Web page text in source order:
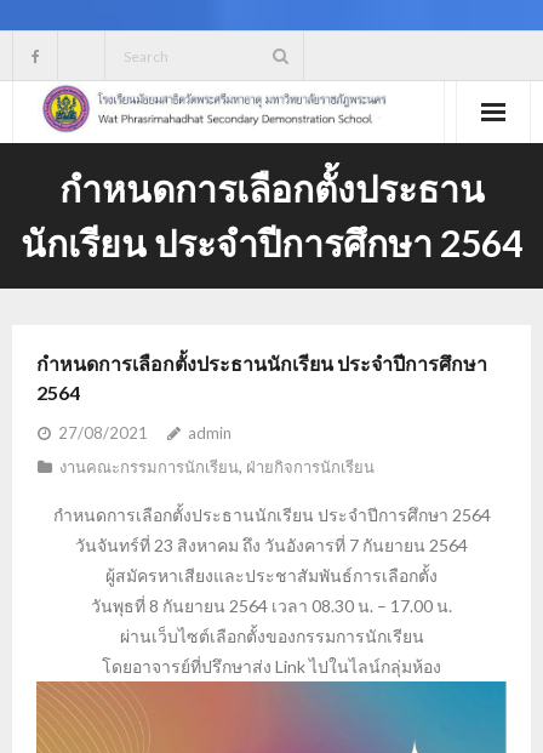
content
กำหนดการเลือกตั้งประธาน
นักเรียน ประจำปีการศึกษา 2564
กำหนดการเลือกตั้งประธานนักเรียน ประจำปีการศึกษา
2564
27/08/2021
admin
งานคณะกรรมการนักเรียน, ฝ่ายกิจการนักเรียน
กำหนดการเลือกตั้งประธานนักเรียน ประจำปีการศึกษา 2564
วันจันทร์ที่ 23 สิงหาคม ถึง วันอังคารที่ 7 กันยายน 2564
ผู้สมัครหาเสียงและประชาสัมพันธ์การเลือกตั้ง
วันพุธที่ 8 กันยายน 2564 เวลา 08.30 น. – 17.00 น.
ผ่านเว็บไซต์เลือกตั้งของกรรมการนักเรียน
โดยอาจารย์ที่ปรึกษาส่ง Link ไปในไลน์กลุ่มห้อง